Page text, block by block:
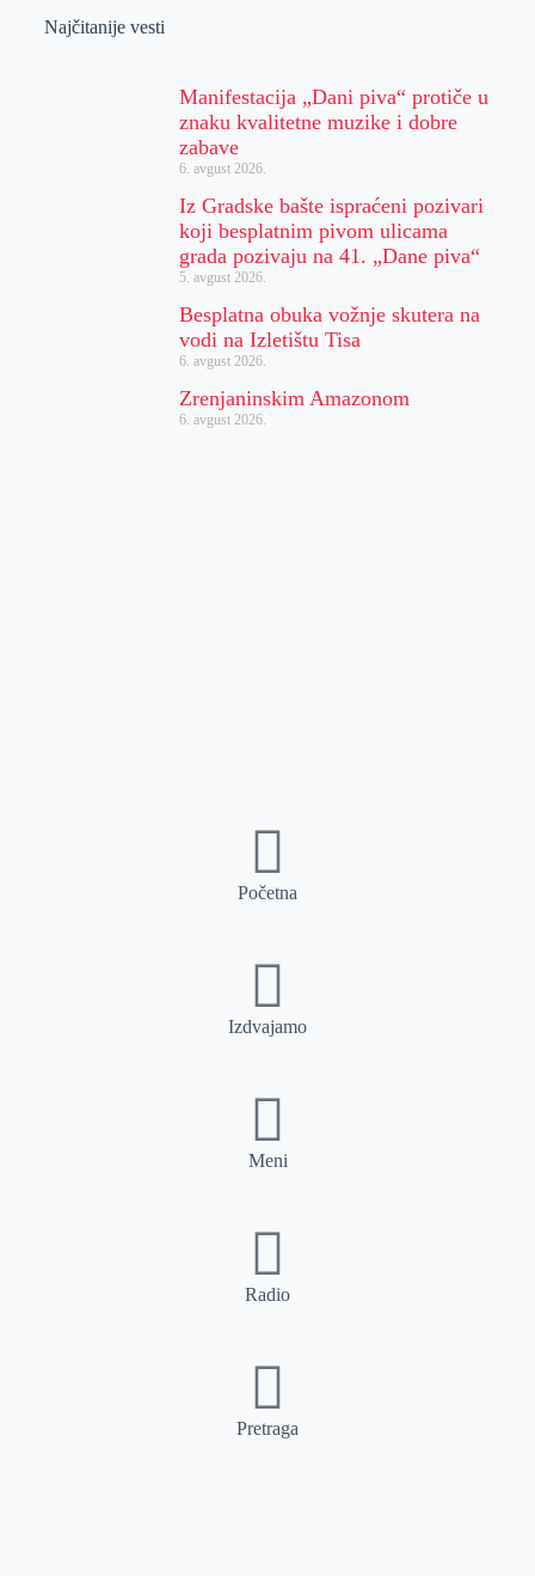
Najčitanije vesti
Manifestacija „Dani piva“ protiče u
znaku kvalitetne muzike i dobre
zabave
6. avgust 2026.
Iz Gradske bašte ispraćeni pozivari
koji besplatnim pivom ulicama
grada pozivaju na 41. „Dane piva“
5. avgust 2026.
Besplatna obuka vožnje skutera na
vodi na Izletištu Tisa
6. avgust 2026.
Zrenjaninskim Amazonom
6. avgust 2026.
Početna
Izdvajamo
Meni
Radio
Pretraga